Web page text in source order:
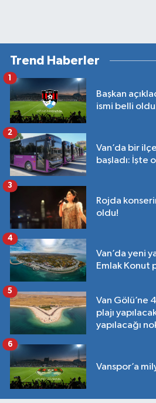
Trend Haberler
Başkan
ismi belli
1
Van’da bir
başladı: İşte
2
Rojda
oldu!
3
Van’da yeni
Emlak Konut
4
Van Gölü’ne
plajı
yapılacağı
5
Vanspor’a
6